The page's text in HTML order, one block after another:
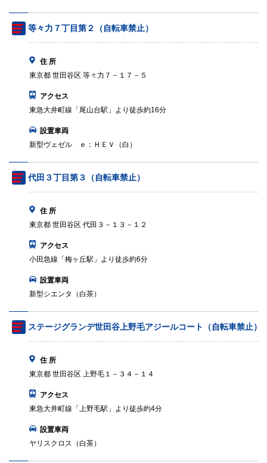
等々力７丁目第２（自転車禁止）
住 所
東京都 世田谷区 等々力７－１７－５
アクセス
東急大井町線「尾山台駅」より徒歩約16分
設置車両
新型ヴェゼル ｅ：ＨＥＶ（白）
代田３丁目第３（自転車禁止）
住 所
東京都 世田谷区 代田３－１３－１２
アクセス
小田急線「梅ヶ丘駅」より徒歩約6分
設置車両
新型シエンタ（白茶）
ステージグランデ世田谷上野毛アジールコート（自転車禁止）
住 所
東京都 世田谷区 上野毛１－３４－１４
アクセス
東急大井町線「上野毛駅」より徒歩約4分
設置車両
ヤリスクロス（白茶）